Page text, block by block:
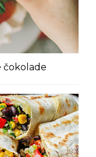
čokolade